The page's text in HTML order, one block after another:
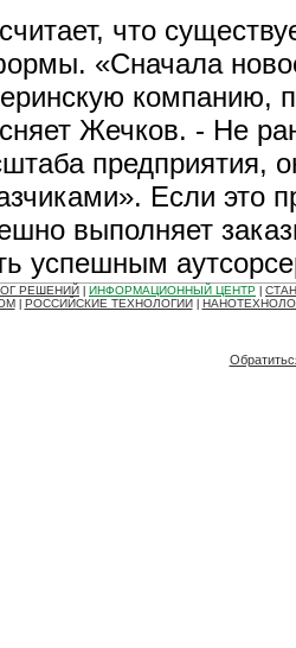
что
«Сначала
компанию,
Жечков. - Не
предприятия,
Если это
выполняет
успешным
РЕШЕНИЙ ИНФОРМАЦИОННЫЙ ЦЕНТР
РОССИЙСКИЕ ТЕХНОЛОГИИ